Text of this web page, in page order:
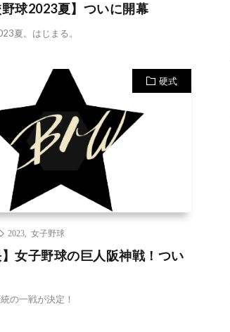
野球2023夏】ついに開幕
夏。はじまる。
硬式
2023 ,女子野球
】女子野球の巨人阪神戦！つい
の一戦が決定！